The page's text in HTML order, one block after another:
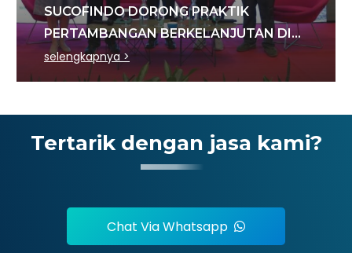
SUCOFINDO DORONG PRAKTIK
PERTAMBANGAN BERKELANJUTAN DI
SEKTOR BATU BARA
selengkapnya >
Tertarik dengan jasa kami?
Chat Via Whatsapp